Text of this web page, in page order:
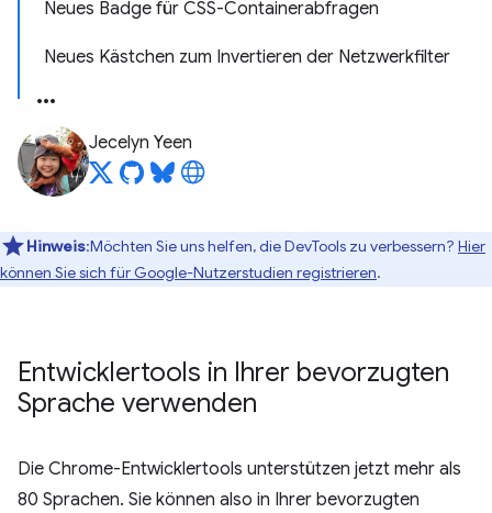
Neues Badge für CSS-Containerabfragen
Neues Kästchen zum Invertieren der Netzwerkfilter
Jecelyn Yeen
Hinweis:Möchten Sie uns helfen, die DevTools zu verbessern? Hier
können Sie sich für Google-Nutzerstudien registrieren.
Entwicklertools in Ihrer bevorzugten
Sprache verwenden
Die Chrome-Entwicklertools unterstützen jetzt mehr als
80 Sprachen. Sie können also in Ihrer bevorzugten